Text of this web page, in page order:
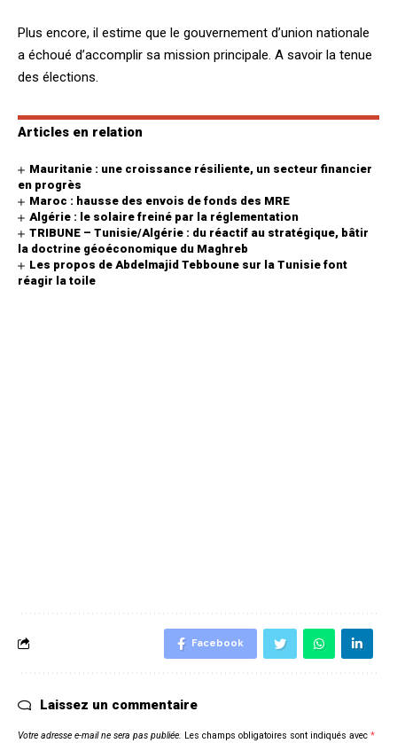
Plus encore, il estime que le gouvernement d’union nationale
a échoué d’accomplir sa mission principale. A savoir la tenue
des élections.
Articles en relation
Mauritanie : une croissance résiliente, un secteur financier
en progrès
Maroc : hausse des envois de fonds des MRE
Algérie : le solaire freiné par la réglementation
TRIBUNE – Tunisie/Algérie : du réactif au stratégique, bâtir
la doctrine géoéconomique du Maghreb
Les propos de Abdelmajid Tebboune sur la Tunisie font
réagir la toile
Facebook
Laissez un commentaire
Votre adresse e-mail ne sera pas publiée. Les champs obligatoires sont indiqués avec *